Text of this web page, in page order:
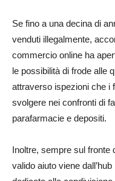
Se fino a una decina di
venduti illegalmente,
commercio online ha
le possibilità di frode alle
attraverso ispezioni che i
svolgere nei confronti di
parafarmacie e depositi.
Inoltre, sempre sul fronte
valido aiuto viene